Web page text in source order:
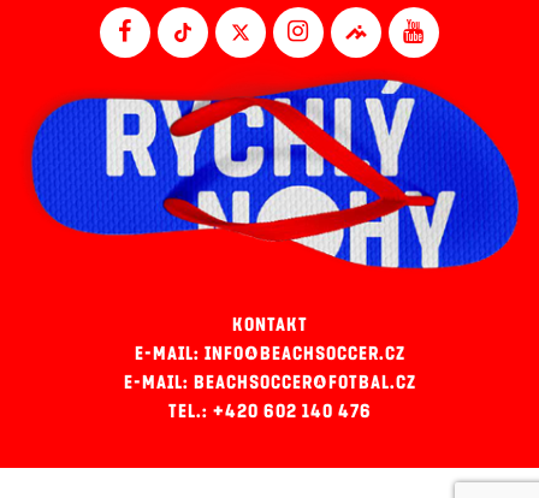
KONTAKT
E-MAIL: INFO@BEACHSOCCER.CZ
E-MAIL: BEACHSOCCER@FOTBAL.CZ
TEL.: +420 602 140 476